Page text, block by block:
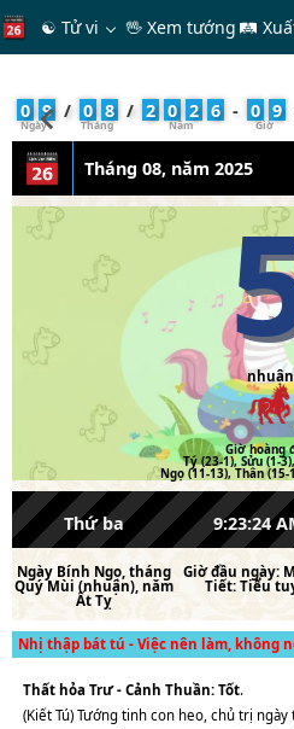
☯ Tử vi 🖖 Xem tướng 🛤
0 9 / 0 8 / 2 0 2 6 - 0 9
Tháng 08, năm 2025
nhuận
Giờ hoàng
Tý (23-1), Sửu (1-
Ngọ (11-13), Thân (15-
Thứ ba 9:23:24
Ngày Bính Ngọ , tháng
Quý Mùi (nhuận) , năm
Ất Tỵ
Giờ đầu ngày:
Tiết: Tiểu
Nhị thập bát tú - Việc nên làm, không
Thất hỏa Trư - Cảnh Thuần: Tốt.
(Kiết Tú) Tướng tinh con heo, chủ trị ngày